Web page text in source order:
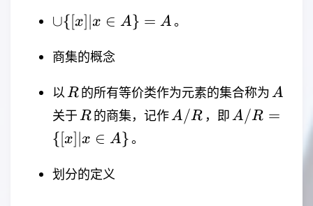
\cup
\in
∪{[x]∣x ∈ A} = A。
商集的概念
以 R
R的所有等价类作为元素的集合称为 A
A
关于 R
R的商集，记作 A
A/R ，即 A / R
A/R =
{[x]∣x ∈ A}。
划分的定义